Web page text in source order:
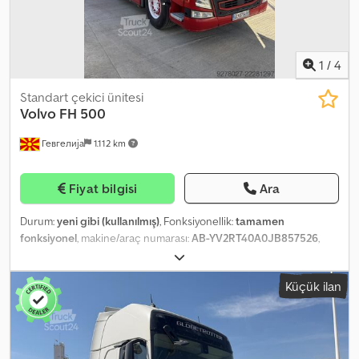
1 / 4
Гевгелија 1.112 km
Standart çekici ünitesi
Volvo FH 500
Fiyat bilgisi Ara
Durum:yeni gibi (kullanılmış), Fonksiyonellik:tamamen
fonksiyonel, makine/araç numarası:AB-YV2RT40A0JB857526,
367,75 kW (500,00 bg)
dizel, lastik durumu:95 yüzde, dingil konfigürasyonu:4x2, yakıt:
dizel, enerji verimliliği: 33 l/100 km
karma yakıt tüketimi:30 l/100 km , frenler:retarder , renk:kırmızı,
şoför kabini:
yataklı kabin , vites türü:otomatik, emisyon sınıfı:
Euro
, süspansiyon:hava, yatak sayısı:2, Üretim yılı:
ABS,
AdBlue, Bluetooth, Takograf, USB portu, araç içi bilgisayar,
Küçük ilan